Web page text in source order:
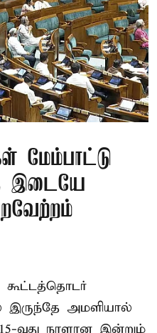
மேம்பாட்டு
இடையே
இருந்தே அமளியால்
15-வது நாளான இன்றும்